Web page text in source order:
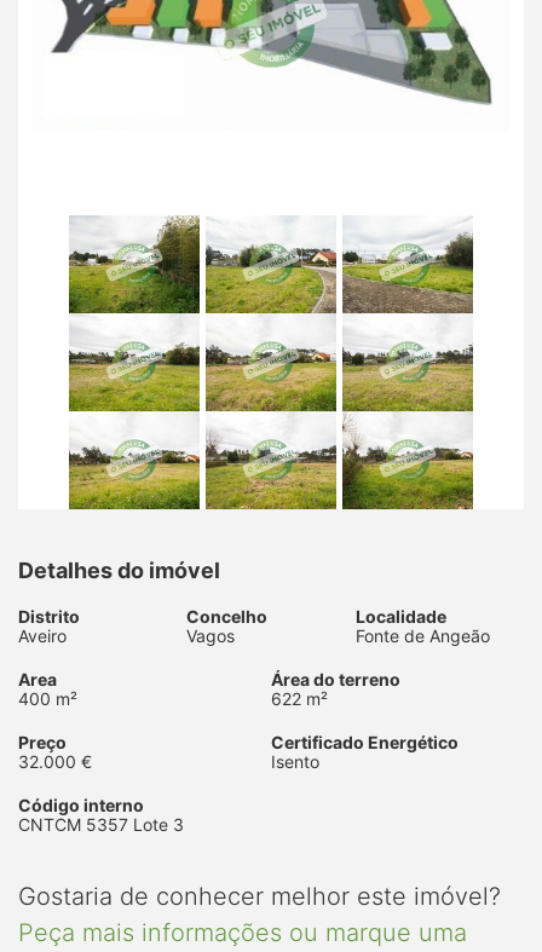
Detalhes do imóvel
Distrito
Aveiro
Concelho
Vagos
Localidade
Fonte de Angeão
Area
400 m²
Área do terreno
622 m²
Preço
32.000 €
Certificado Energético
Isento
Código interno
CNTCM 5357 Lote 3
Gostaria de conhecer melhor este imóvel?
Peça mais informações ou marque uma